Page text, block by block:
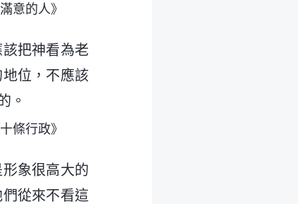
意的人》
把神看為老
位，不應該
。
條行政》
象很高大的
從來不看這